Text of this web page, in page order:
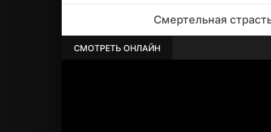
Смертельная
СМОТРЕТЬ ОНЛАЙН